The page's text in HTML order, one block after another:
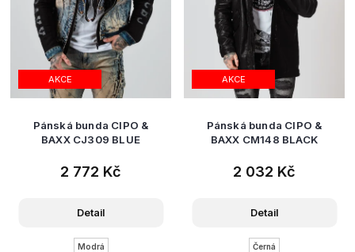
AKCE
Pánská bunda CIPO &
BAXX CJ309 BLUE
2 772 Kč
Detail
Modrá
AKCE
Pánská bunda CIPO &
BAXX CM148 BLACK
2 032 Kč
Detail
Černá